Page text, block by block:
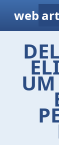
web
UM